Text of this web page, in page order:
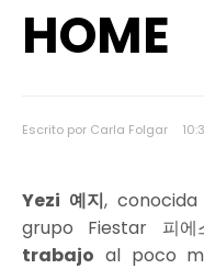
HOME
Escrito por Carla Folgar
Yezi 예지,
grupo Fiestar 피에
trabajo al poco